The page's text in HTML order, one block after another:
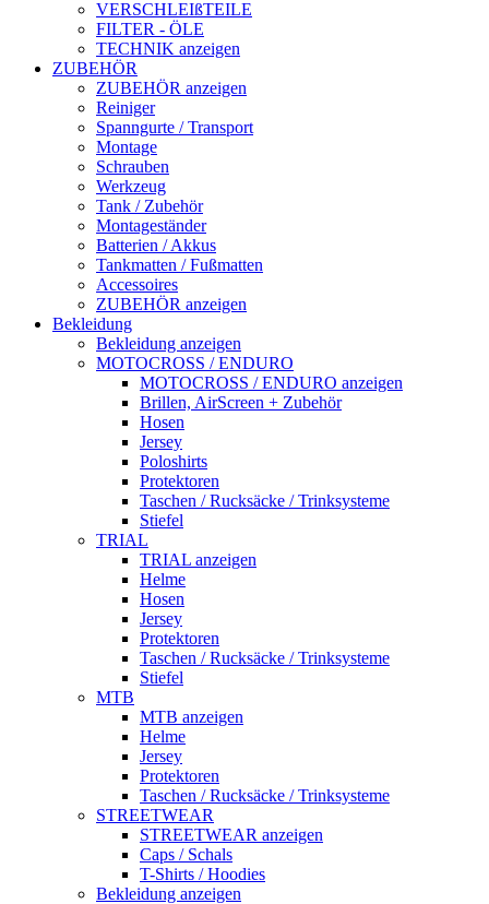
VERSCHLEIßTEILE
FILTER - ÖLE
TECHNIK anzeigen
ZUBEHÖR
ZUBEHÖR anzeigen
Reiniger
Spanngurte / Transport
Montage
Schrauben
Werkzeug
Tank / Zubehör
Montageständer
Batterien / Akkus
Tankmatten / Fußmatten
Accessoires
ZUBEHÖR anzeigen
Bekleidung
Bekleidung anzeigen
MOTOCROSS / ENDURO
MOTOCROSS / ENDURO anzeigen
Brillen, AirScreen + Zubehör
Hosen
Jersey
Poloshirts
Protektoren
Taschen / Rucksäcke / Trinksysteme
Stiefel
TRIAL
TRIAL anzeigen
Helme
Hosen
Jersey
Protektoren
Taschen / Rucksäcke / Trinksysteme
Stiefel
MTB
MTB anzeigen
Helme
Jersey
Protektoren
Taschen / Rucksäcke / Trinksysteme
STREETWEAR
STREETWEAR anzeigen
Caps / Schals
T-Shirts / Hoodies
Bekleidung anzeigen